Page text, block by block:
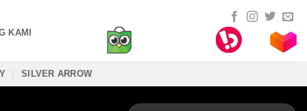
KAMI
SILVER ARROW